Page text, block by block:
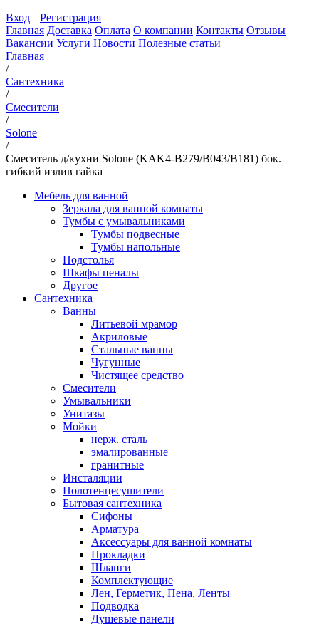
Вход
Регистрация
Главная Доставка Оплата О компании Контакты Отзывы
Вакансии Услуги Новости Полезные статьи
Главная
/
Сантехника
/
Смесители
/
Solone
/
Смеситель д/кухни Solone (KAK4-B279/B043/B181) бок.
гибкий излив гайка
Мебель для ванной
Зеркала для ванной комнаты
Тумбы с умывальниками
Тумбы подвесные
Тумбы напольные
Подстолья
Шкафы пеналы
Другое
Сантехника
Ванны
Литьевой мрамор
Акриловые
Стальные ванны
Чугунные
Чистящее средство
Смесители
Умывальники
Унитазы
Мойки
нерж. сталь
эмалированные
гранитные
Инсталяции
Полотенцесушители
Бытовая сантехника
Сифоны
Арматура
Аксессуары для ванной комнаты
Прокладки
Шланги
Комплектующие
Лен, Герметик, Пена, Ленты
Подводка
Душевые панели